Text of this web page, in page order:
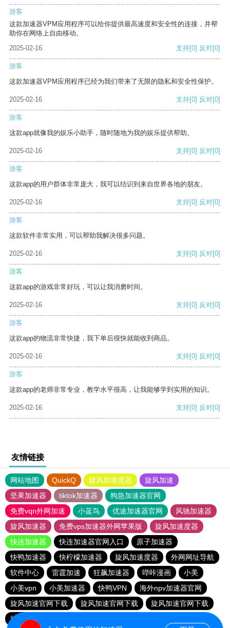
游客
这款加速器VPM应用程序可以给你提供最高速度和安全性的连接，并帮
助你在网络上自由移动。
2025-02-16
支持[0] 反对[0]
游客
这款加速器VPM应用程序已经为我们带来了无限的隐私和安全性保护。
2025-02-16 支持[0] 反对[0]
游客
这款app就像我的娱乐小助手，随时随地为我的娱乐提供帮助。
2025-02-16 支持[0] 反对[0]
游客
这款app的用户群体非常庞大，我可以结识到来自世界各地的朋友。
2025-02-16 支持[0] 反对[0]
游客
这款软件非常实用，可以帮助我解决很多问题。
2025-02-16 支持[0] 反对[0]
游客
这款app的游戏非常好玩，可以让我消磨时间。
2025-02-16 支持[0] 反对[0]
游客
这款app的物流非常快捷，我下单后很快就能收到商品。
2025-02-16 支持[0] 反对[0]
游客
这款app的老师非常专业，教学水平很高，让我能够学到实用的知识。
2025-02-16 支持[0] 反对[0]
友情链接
网站地图 QuickQ 旋风加速度器
旋风加速
坚果加速器
tiktok加速器
狗急加速器官网
免费vqn外网加速
小蓝鸟 优途加速器官网
风驰加速器
旋风加速器
免费vps加速器外网苹果版
旋风加速度器
快连加速器
快连加速器官网入口
原子加速器
快鸭加速器
快柠檬加速器 旋风加速度器
外网网址导航
软件中心
雷霆加速 狂飙加速器 哔咔漫画
小美
小美vpn
小美加速器 快鸭VPN
海外npv加速器官网
旋风加速官网下载
旋风加速官网下载
旋风加速官网下载
旋风加速官网下载